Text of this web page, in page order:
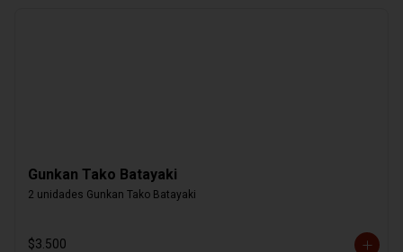
Gunkan Tako Batayaki
2 unidades Gunkan Tako Batayaki
$3.500